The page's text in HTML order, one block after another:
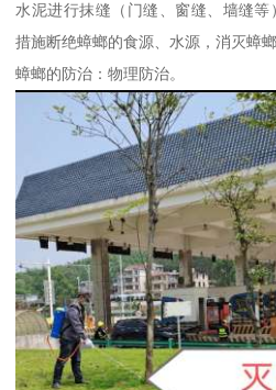
水泥进行抹缝（门缝、窗缝、墙缝
措施断绝蟑螂的食源、水源，消灭蟑螂
蟑螂的防治：物理防治。